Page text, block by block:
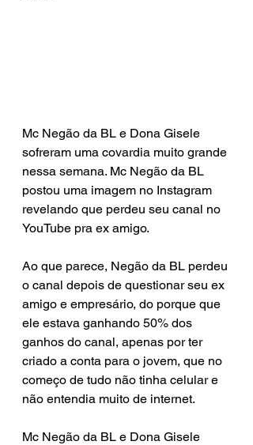
Mc Negão da BL e Dona Gisele
sofreram uma covardia muito grande
nessa semana. Mc Negão da BL
postou uma imagem no Instagram
revelando que perdeu seu canal no
YouTube pra ex amigo.
Ao que parece, Negão da BL perdeu
o canal depois de questionar seu ex
amigo e empresário, do porque que
ele estava ganhando 50% dos
ganhos do canal, apenas por ter
criado a conta para o jovem, que no
começo de tudo não tinha celular e
não entendia muito de internet.
Mc Negão da BL e Dona Gisele